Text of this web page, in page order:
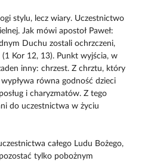
stylu, lecz wiary. Uczestnictwo
Jak mówi apostoł Paweł:
Duchu zostali ochrzczeni,
(1 Kor 12, 13). Punkt wyjścia, w
inny: chrzest. Z chrztu, który
wypływa równa godność dzieci
i charyzmatów. Z tego
do uczestnictwa w życiu
całego Ludu Bożego,
tylko pobożnym